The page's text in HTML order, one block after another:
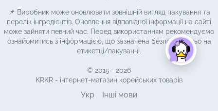
📌 Виробник може оновлювати зовнішній вигляд пакування та
перелік інгредієнтів. Оновлення відповідної інформації на сайті
може зайняти певний час. Перед використанням рекомендуємо
ознайомитись з інформацією, що зазначена безпосередньо на
етикетці/пакуванні.
© 2015—2026
KRKR - інтернет-магазин корейських товарів
Укр Інші мови